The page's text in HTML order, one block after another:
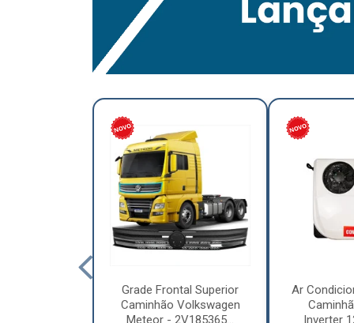
Grade Frontal Superior
Caminhão Volkswagen
Meteor - 2V185365...
Ar
Inverter